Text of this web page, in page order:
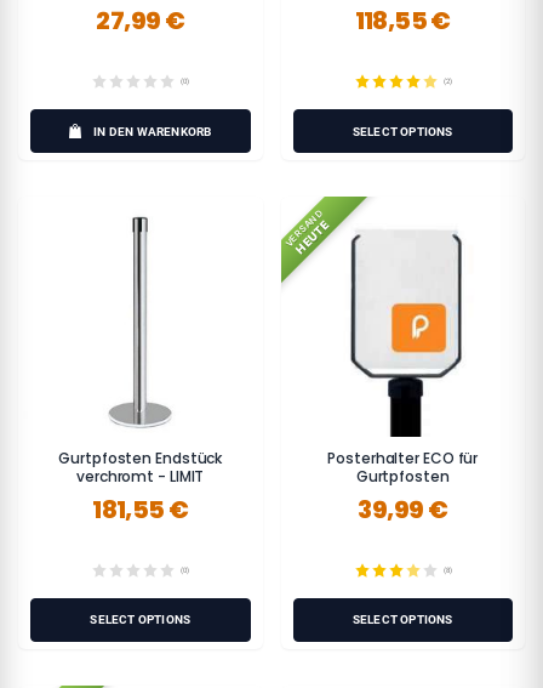
27,99 €
(0)
IN DEN WARENKORB
118,55 €
(2)
SELECT OPTIONS
Gurtpfosten Endstück
verchromt - LIMIT
181,55 €
(0)
SELECT OPTIONS
VERSAND
HEUTE
Posterhalter ECO für
Gurtpfosten
39,99 €
(8)
SELECT OPTIONS